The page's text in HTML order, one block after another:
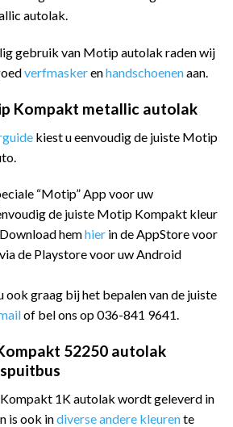
autolak.
gebruik van Motip autolak raden wij
verfmaskerenhandschoenenaan.
Kompakt metallic autolak
kiest u eenvoudig de juiste Motip
“Motip” App voor uw
de juiste Motip Kompakt kleur
hemhier in de AppStore voor
de Playstore voor uw Android
ook graag bij het bepalen van de juiste
of bel ons op 036-841 9641.
52250 autolak
1K autolak wordt geleverd in
is ook indiverse andere kleurente